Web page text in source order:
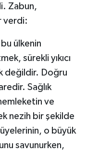
Zabun,
verdi:
ülkenin
sürekli yıkıcı
değildir. Doğru
Sağlık
ve
nezih bir şekilde
o büyük
savunurken,